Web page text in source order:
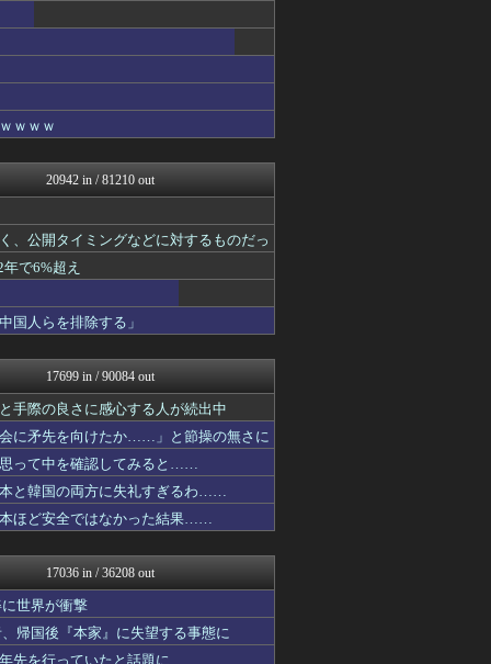
パカ娘速報！！ウマ娘まとめ...
哲学ニュースnwk
素敵な鬼女様
スターライト速報 -遊戯王...
ゲーム実況者速報＠YouT...
阪神タイガースちゃんねる
ミニゴブ速報 ～グラブルま...
アルファルファモザイク＠ネ...
ラビット速報
投資ちゃんねる
鬼女はみた -修羅場・恋愛...
ゆるゲーマー遅報
キニ速
黒マッチョニュース
みそパンNEWS
あ艦これ ～艦隊これくしょ...
鬼女の宅配便 - 修羅場・...
ゴタゴタシタニュース
修羅ママ速報
ネトウヨにゅーす
ファ板速報
カンダタ速報
ｗｗｗ
20942 in / 81210 out
、公開タイミングなどに対するものだっ
で6%超え
国人らを排除する」
17699 in / 90084 out
手際の良さに感心する人が続出中
に矛先を向けたか……」と節操の無さに
思って中を確認してみると……
本と韓国の両方に失礼すぎるわ……
本ほど安全ではなかった結果……
17036 in / 36208 out
世界が衝撃
帰国後『本家』に失望する事態に
先を行っていたと話題に